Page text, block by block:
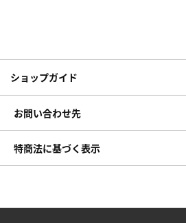
ショップガイド
お問い合わせ先
特商法に基づく表示